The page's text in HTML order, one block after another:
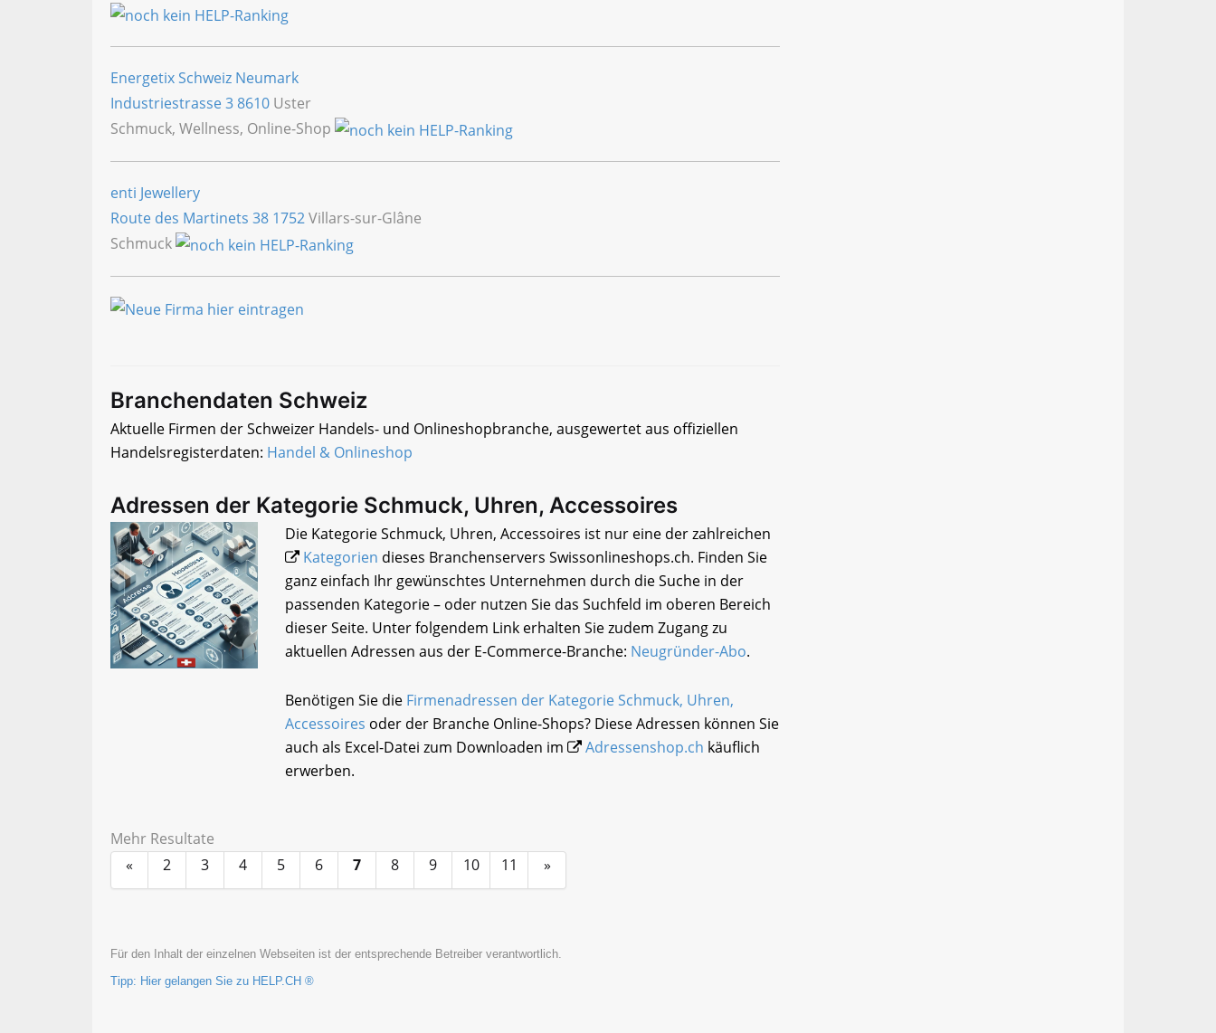
Energetix Schweiz Neumark
Industriestrasse 38610 Uster
Schmuck, Wellness, Online-Shop
enti Jewellery
Route des Martinets 38 1752Villars-sur-Glâne
Schmuck
Branchendaten Schweiz
Aktuelle Firmen der Schweizer Handels- und Onlineshopbranche, ausgewertet aus offiziellen
Handelsregisterdaten: Handel & Onlineshop
Adressen der Kategorie Schmuck, Uhren, Accessoires
Die Kategorie Schmuck, Uhren, Accessoires ist nur eine der zahlreichen
Kategorien dieses Branchenservers Swissonlineshops.ch. Finden Sie
ganz einfach Ihr gewünschtes Unternehmen durch die Suche in der
passenden Kategorie – oder nutzen Sie das Suchfeld im oberen Bereich
dieser Seite. Unter folgendem Link erhalten Sie zudem Zugang zu
aktuellen Adressen aus der E-Commerce-Branche: Neugründer-Abo.
Benötigen Sie die Firmenadressen der Kategorie Schmuck, Uhren,
Accessoires oder der Branche Online-Shops? Diese Adressen können Sie
auch als Excel-Datei zum Downloaden im
Adressenshop.ch käuflich
erwerben.
Mehr Resultate
«
2 3 4 5 6 7 8 9 10 11 »
Für den Inhalt der einzelnen Webseiten ist der entsprechende Betreiber verantwortlich.
Tipp: Hier gelangen Sie zu HELP.CH ®